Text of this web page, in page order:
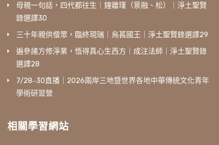
母親一句話，四代都往生｜鐘離瑾（景融、松）｜淨土聖賢
錄選譯30
三十年親供僧眾，臨終現瑞｜烏萇國王｜淨土聖賢錄選譯29
遍參諸方修淨業，悟得真心生西方｜成注法師｜淨土聖賢錄
選譯28
7/28‒30直播｜2026兩岸三地暨世界各地中華傳統文化青年
學術研習營
相關學習網站